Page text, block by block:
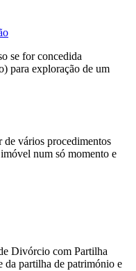
se for concedida
para exploração de um
de vários procedimentos
num só momento e
Divórcio com Partilha
da partilha de património e